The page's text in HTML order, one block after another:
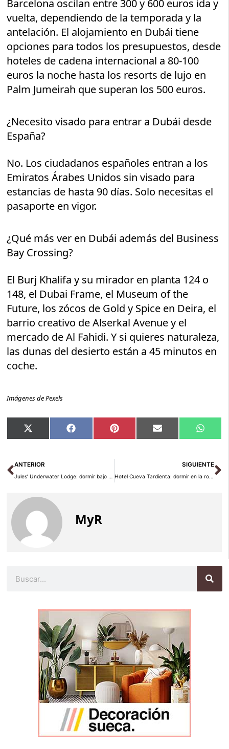
Barcelona oscilan entre 300 y 600 euros ida y
vuelta, dependiendo de la temporada y la
antelación. El alojamiento en Dubái tiene
opciones para todos los presupuestos, desde
hoteles de cadena internacional a 80-100
euros la noche hasta los resorts de lujo en
Palm Jumeirah que superan los 500 euros.
¿Necesito visado para entrar a Dubái desde
España?
No. Los ciudadanos españoles entran a los
Emiratos Árabes Unidos sin visado para
estancias de hasta 90 días. Solo necesitas el
pasaporte en vigor.
¿Qué más ver en Dubái además del Business
Bay Crossing?
El Burj Khalifa y su mirador en planta 124 o
148, el Dubai Frame, el Museum of the
Future, los zócos de Gold y Spice en Deira, el
barrio creativo de Alserkal Avenue y el
mercado de Al Fahidi. Y si quieres naturaleza,
las dunas del desierto están a 45 minutos en
coche.
Imágenes de Pexels
Compartir
en
X
(Twitter)
Compartir
en
Facebook Compartir
en
Pinterest Compartir
en
Email
en
Ant
ANTERIOR
Jules’ Underwater Lodge: dormir bajo el mar en Key Largo
SIGUIENTE
Hotel Cueva Tardienta: dormir en la roca de Los Monegros
MyR